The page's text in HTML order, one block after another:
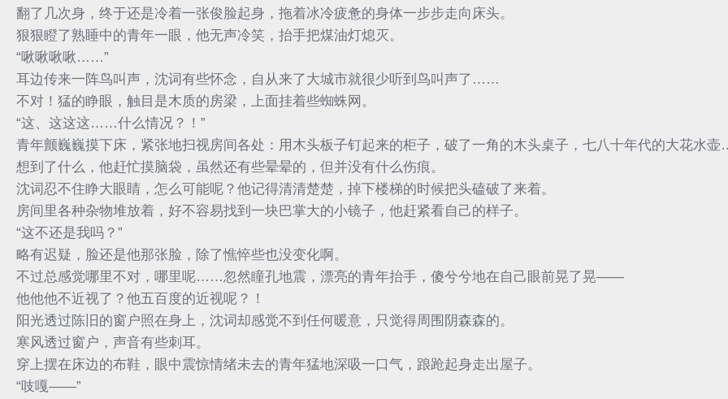
翻了几次身，终于还是冷着一张俊脸起身，拖着冰冷疲惫的身体一步步走向床头。
狠狠瞪了熟睡中的青年一眼，他无声冷笑，抬手把煤油灯熄灭。
“啾啾啾啾……”
耳边传来一阵鸟叫声，沈词有些怀念，自从来了大城市就很少听到鸟叫声了……
不对！猛的睁眼，触目是木质的房梁，上面挂着些蜘蛛网。
“这、这这这……什么情况？！”
青年颤巍巍摸下床，紧张地扫视房间各处：用木头板子钉起来的柜子，破了一角的木头桌子，七八十年代的大花水
想到了什么，他赶忙摸脑袋，虽然还有些晕晕的，但并没有什么伤痕。
沈词忍不住睁大眼睛，怎么可能呢？他记得清清楚楚，掉下楼梯的时候把头磕破了来着。
房间里各种杂物堆放着，好不容易找到一块巴掌大的小镜子，他赶紧看自己的样子。
“这不还是我吗？”
略有迟疑，脸还是他那张脸，除了憔悴些也没变化啊。
不过总感觉哪里不对，哪里呢……忽然瞳孔地震，漂亮的青年抬手，傻兮兮地在自己眼前晃了晃——
他他他不近视了？他五百度的近视呢？！
阳光透过陈旧的窗户照在身上，沈词却感觉不到任何暖意，只觉得周围阴森森的。
寒风透过窗户，声音有些刺耳。
穿上摆在床边的布鞋，眼中震惊情绪未去的青年猛地深吸一口气，踉跄起身走出屋子。
“吱嘎——”